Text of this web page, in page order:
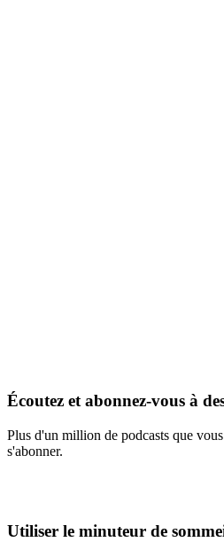
Écoutez et abonnez-vous à
Plus d'un million de podcasts que
s'abonner.
Utiliser le minuteur de